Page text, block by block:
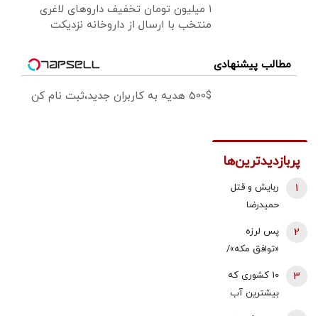
۱ میلیون تومان تخفیف داروهای لاغری
منتخب با ارسال از داروخانه نزدیکت
مطالب پیشنهادی
500$ هدیه به کاربران جدید،ثبت نام کن
پربازدیدترین‌ها
ربایش و قتل
حمیدرضا
شد/ ارسال
ویدئویی از
لحظه قتل او
برای
1
پس لرزه
«توافق مکه»/
داد: بر علیه
ایران نیست
2
10 کشوری که
بیشترین آب
3